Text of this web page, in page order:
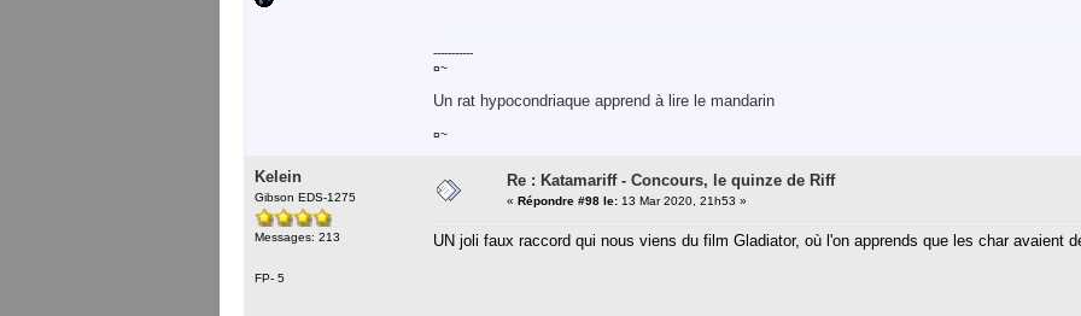
-----------
¤~
Un rat hypocondriaque apprend à lire le mandarin
¤~
Kelein
Gibson EDS-1275
Messages: 213
FP- 5
Re : Katamariff - Concours, le quinze de Riff
« Répondre #98 le: 13 Mar 2020, 21h53 »
UN joli faux raccord qui nous viens du film Gladiator, où l'on apprends que les char avaient